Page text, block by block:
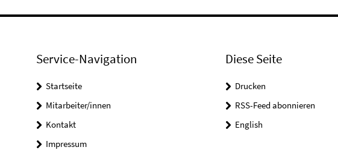
Service-Navigation
Startseite
Mitarbeiter/innen
Kontakt
Impressum
Diese Seite
Drucken
RSS-Feed abonnieren
English